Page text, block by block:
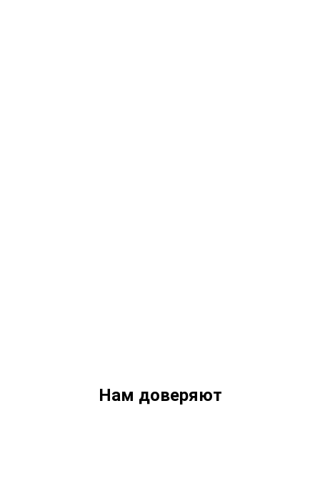
Нам доверяют